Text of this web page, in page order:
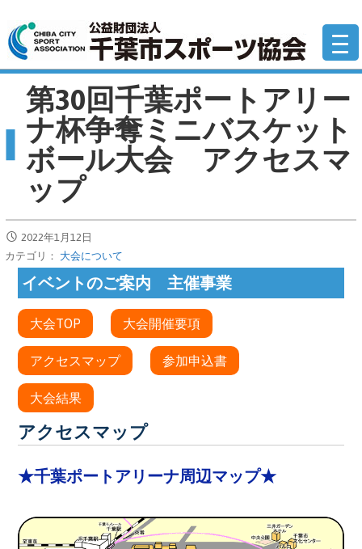
テ
ン
移
公
第30回千葉ポートアリー
ナ杯争奪ミニバスケット
ボール大会 アクセスマ
ップ
2022年1月12日
カテゴリ： 大会について
イベントのご案内 主催事業
大会TOP 大会開催要項
アクセスマップ 参加申込書
大会結果
アクセスマップ
★千葉ポートアリーナ周辺マップ★